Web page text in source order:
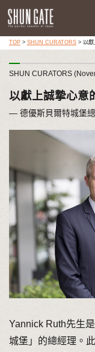
TOP> SHUN CURATORS> 以獻
SHUN CURATORS
以獻上誠摯心意
― 德優斯貝爾特城堡
Yannick Ruth先生
城堡」的總經理。